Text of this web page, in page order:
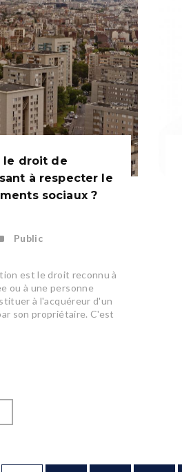
le droit de
à respecter le
sociaux ?
Public
est le droit reconnu à
ou à une personne
à l'acquéreur d'un
son propriétaire. C'est